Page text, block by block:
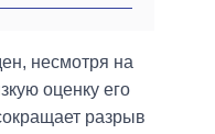
несмотря на
оценку его
разрыв